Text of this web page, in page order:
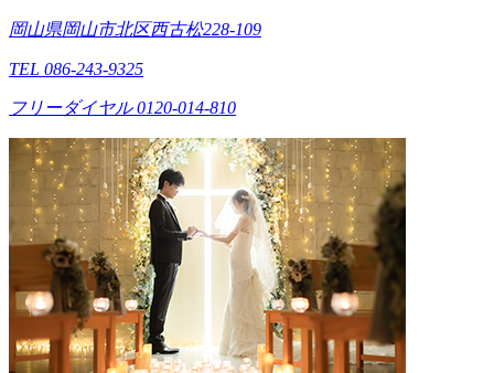
岡山県岡山市北区西古松228-109
TEL 086-243-9325
フリーダイヤル 0120-014-810